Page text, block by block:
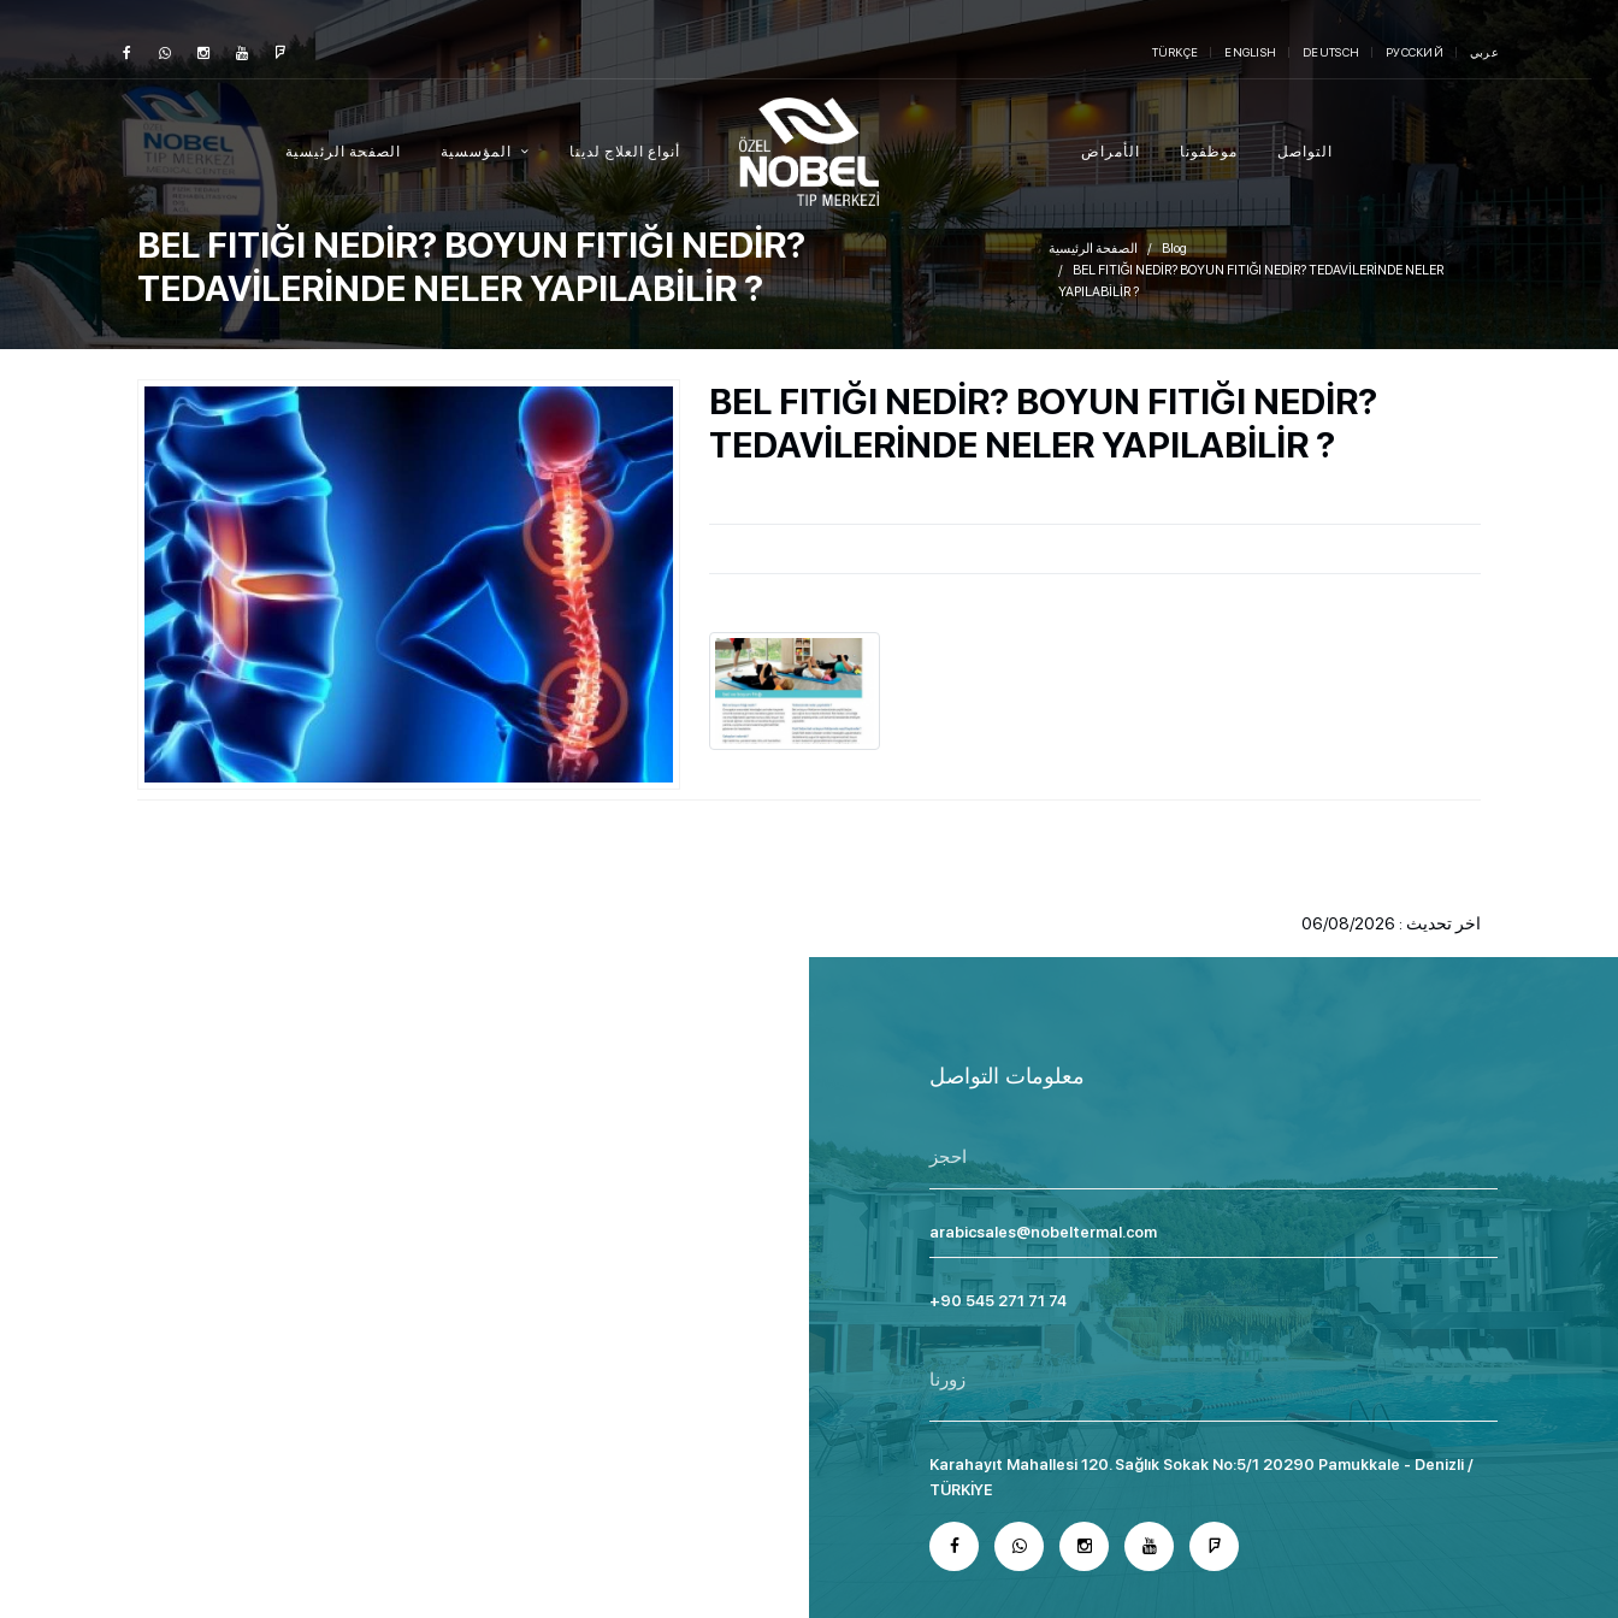
TÜRKÇE ENGLISH DEUTSCH РУССКИЙ عربي
الصفحة الرئيسية أنواع العلاج لدينا الأمراض موظفونا التواصل
BEL FITIĞI NEDİR? BOYUN FITIĞI NEDİR?
TEDAVİLERİNDE NELER YAPILABİLİR ?
الصفحة الرئيسية
Blog
BEL FITIĞI NEDİR? BOYUN FITIĞI NEDİR? TEDAVİLERİNDE NELER
YAPILABİLİR ?
BEL FITIĞI NEDİR? BOYUN FITIĞI NEDİR?
TEDAVİLERİNDE NELER YAPILABİLİR ?
اخر تحديث : 06/08/2026
معلومات التواصل
احجز
arabicsales@nobeltermal.com
+90 545 271 71 74
زورنا
Karahayıt Mahallesi 120. Sağlık Sokak No:5/1 20290 Pamukkale - Denizli /
TÜRKİYE